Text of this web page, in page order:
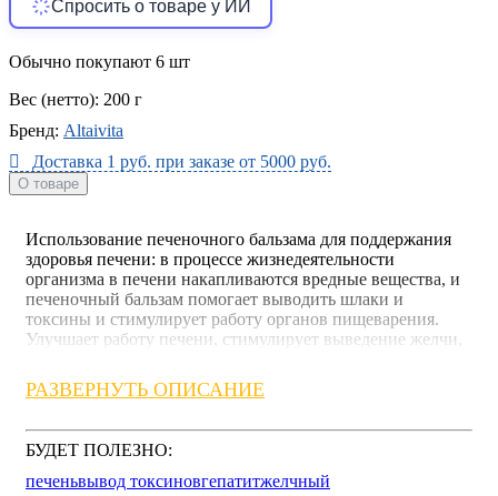
Спросить о товаре у ИИ
Обычно покупают 6 шт
Вес (нетто): 200 г
Бренд: Altaivita
Доставка 1 руб. при заказе от 5000 руб.
О товаре
Использование печеночного бальзама для поддержания
здоровья печени: в процессе жизнедеятельности
организма в печени накапливаются вредные вещества, и
печеночный бальзам помогает выводить шлаки и
токсины и стимулирует работу органов пищеварения.
Улучшает работу печени, стимулирует выведение желчи,
структуру клеток, улучшает обмен веществ. Благодаря
уникальному составу бальзама, он оказывает еще и
Полезные свойства напитка обусловлены действием
природных компонентов, которые не имеют
РАЗВЕРНУТЬ ОПИСАНИЕ
БУДЕТ ПОЛЕЗНО:
печеньвывод токсиновгепатитжелчный